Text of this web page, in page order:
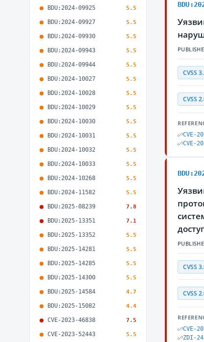
BDU:2024-09925 5.5
BDU:2024-09927 5.5
BDU:2024-09930 5.5
BDU:2024-09943 5.5
BDU:2024-09944 5.5
BDU:2024-10027 5.5
BDU:2024-10028 5.5
BDU:2024-10029 5.5
BDU:2024-10030 5.5
BDU:2024-10031 5.5
BDU:2024-10032 5.5
BDU:2024-10033 5.5
BDU:2024-10268 5.5
BDU:2024-11582 5.5
BDU:2025-08239 7.8
BDU:2025-13351 7.1
BDU:2025-13352 5.5
BDU:2025-14281 5.5
BDU:2025-14285 5.5
BDU:2025-14300 5.5
BDU:2025-14584 4.7
BDU:2025-15082 4.4
CVE-2023-46838 7.5
CVE-2023-52443 5.5
CVSS
CVSS
CVE-
CVE-
CVSS
CVSS
CVE-
ZDI-